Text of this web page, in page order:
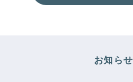
お知らせ